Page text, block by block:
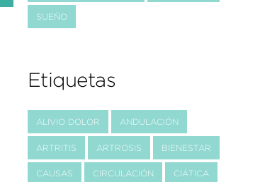
SUEÑO
Etiquetas
ALIVIO DOLOR ANDULACIÓN
ARTRITIS ARTROSIS BIENESTAR
CAUSAS CIRCULACIÓN CIÁTICA